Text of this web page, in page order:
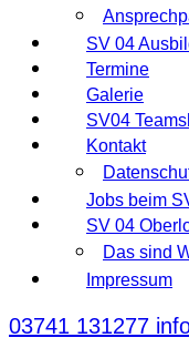
SV 04
Termine
Galerie
SV04
Kontakt
Jobs beim
SV 04
Das sind
Impressum
03741 131277